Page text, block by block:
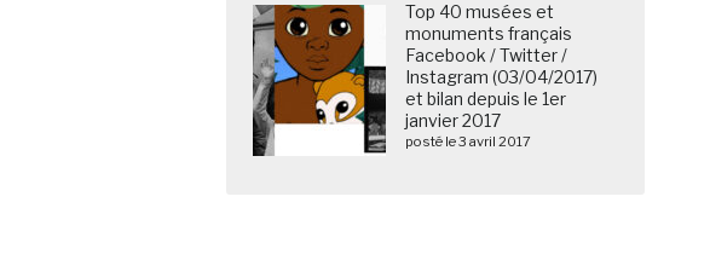
Top 40 musées et
monuments français
Facebook / Twitter /
Instagram (03/04/2017)
et bilan depuis le 1er
janvier 2017
posté le 3 avril 2017